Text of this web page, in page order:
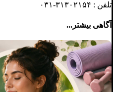
تلفن : ۳۱۳۰۲۱۵۴-۰۳۱
آگاهی بیشتر...